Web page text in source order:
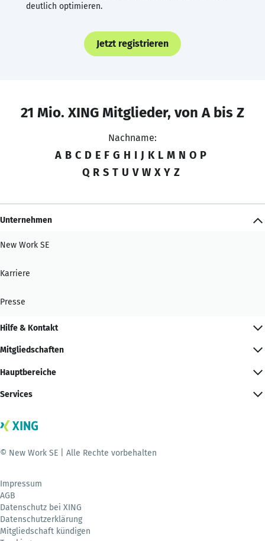
deutlich optimieren.
Jetzt registrieren
21 Mio. XING Mitglieder, von A bis Z
Nachname:
A B C D E F G H I J K L M N O P
Q R S T U V W X Y Z
Unternehmen
New Work SE
Karriere
Presse
Hilfe & Kontakt
Mitgliedschaften
Hauptbereiche
Services
© New Work SE | Alle Rechte vorbehalten
Impressum
AGB
Datenschutz bei XING
Datenschutzerklärung
Mitgliedschaft kündigen